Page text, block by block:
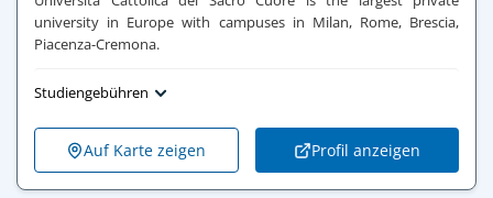
university in Europe with campuses in Milan, Rome, Brescia,
Piacenza-Cremona.
Studiengebühren
Auf Karte zeigen Profil anzeigen